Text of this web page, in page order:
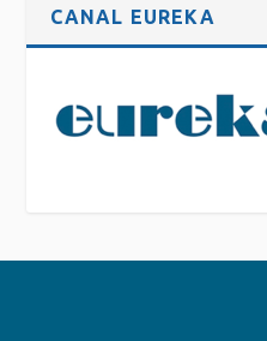
CANAL EUREKA